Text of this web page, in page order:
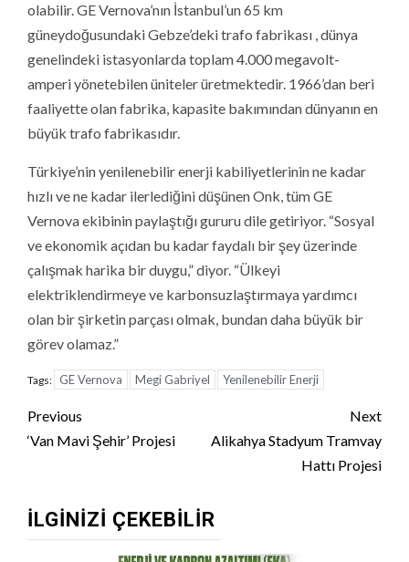
olabilir. GE Vernova’nın İstanbul’un 65 km
güneydoğusundaki Gebze’deki trafo fabrikası , dünya
genelindeki istasyonlarda toplam 4.000 megavolt-
amperi yönetebilen üniteler üretmektedir. 1966’dan beri
faaliyette olan fabrika, kapasite bakımından dünyanın en
büyük trafo fabrikasıdır.
Türkiye’nin yenilenebilir enerji kabiliyetlerinin ne kadar
hızlı ve ne kadar ilerlediğini düşünen Onk, tüm GE
Vernova ekibinin paylaştığı gururu dile getiriyor. “Sosyal
ve ekonomik açıdan bu kadar faydalı bir şey üzerinde
çalışmak harika bir duygu,” diyor. “Ülkeyi
elektriklendirmeye ve karbonsuzlaştırmaya yardımcı
olan bir şirketin parçası olmak, bundan daha büyük bir
görev olamaz.”
Tags: GE Vernova Megi Gabriyel Yenilenebilir Enerji
Continue
Reading
Previous
‘Van Mavi Şehir’ Projesi
Next
Alikahya Stadyum Tramvay
Hattı Projesi
İLGINIZI ÇEKEBILIR